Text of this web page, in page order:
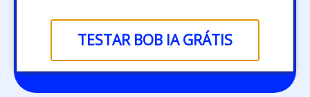
TESTAR BOB IA GRÁTIS
sucesso
corporativo